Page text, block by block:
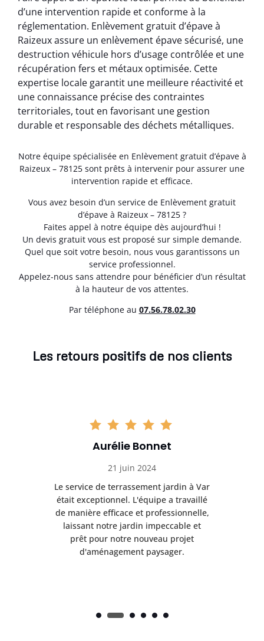
d’une intervention rapide et conforme à la
réglementation. Enlèvement gratuit d’épave à
Raizeux assure un enlèvement épave sécurisé, une
destruction véhicule hors d’usage contrôlée et une
récupération fers et métaux optimisée. Cette
expertise locale garantit une meilleure réactivité et
une connaissance précise des contraintes
territoriales, tout en favorisant une gestion
durable et responsable des déchets métalliques.
Notre équipe spécialisée en Enlèvement gratuit d’épave à
Raizeux – 78125 sont prêts à intervenir pour assurer une
intervention rapide et efficace.
Vous avez besoin d’un service de Enlèvement gratuit
d’épave à Raizeux – 78125 ?
Faites appel à notre équipe dès aujourd’hui !
Un devis gratuit vous est proposé sur simple demande.
Quel que soit votre besoin, nous vous garantissons un
service professionnel.
Appelez-nous sans attendre pour bénéficier d’un résultat
à la hauteur de vos attentes.
Par téléphone au 07.56.78.02.30
Les retours positifs de nos clients
Aurélie Bonnet
21 juin 2024
Le service de terrassement jardin à Var
était exceptionnel. L'équipe a travaillé
de manière efficace et professionnelle,
laissant notre jardin impeccable et
prêt pour notre nouveau projet
d'aménagement paysager.